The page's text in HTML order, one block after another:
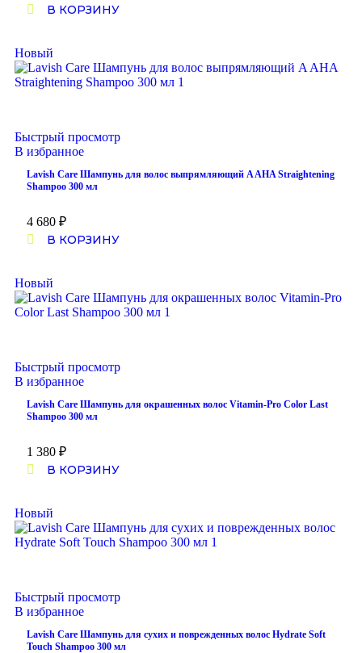
В КОРЗИНУ
Новый
Быстрый просмотр
В избранное
Lavish Care Шампунь для волос выпрямляющий A AHA Straightening
Shampoo 300 мл
4 680 ₽
В КОРЗИНУ
Новый
Быстрый просмотр
В избранное
Lavish Care Шампунь для окрашенных волос Vitamin-Pro Color Last
Shampoo 300 мл
1 380 ₽
В КОРЗИНУ
Новый
Быстрый просмотр
В избранное
Lavish Care Шампунь для сухих и поврежденных волос Hydrate Soft
Touch Shampoo 300 мл